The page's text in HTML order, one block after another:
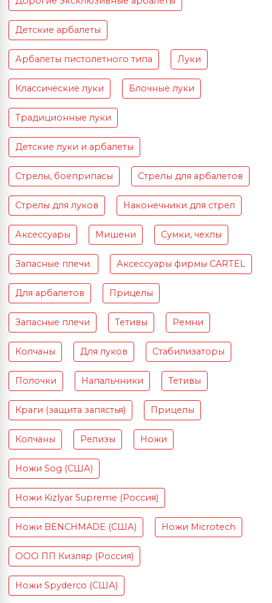
Детские арбалеты
Арбалеты пистолетного типа Луки
Классические луки Блочные луки
Традиционные луки
Детские луки и арбалеты
Стрелы, боеприпасы Стрелы для арбалетов
Стрелы для луков Наконечники для стрел
Аксессуары Мишени Сумки, чехлы
Запасные плечи. Аксессуары фирмы CARTEL
Для арбалетов Прицелы
Запасные плечи Тетивы Ремни
Колчаны Для луков Стабилизаторы
Полочки Напальчники Тетивы
Краги (защита запястья) Прицелы
Колчаны Релизы Ножи
Ножи Sog (США)
Ножи Kizlyar Supreme (Россия)
Ножи BENCHMADE (США) Ножи Microtech
ООО ПП Кизляр (Россия)
Ножи Spyderco (США)